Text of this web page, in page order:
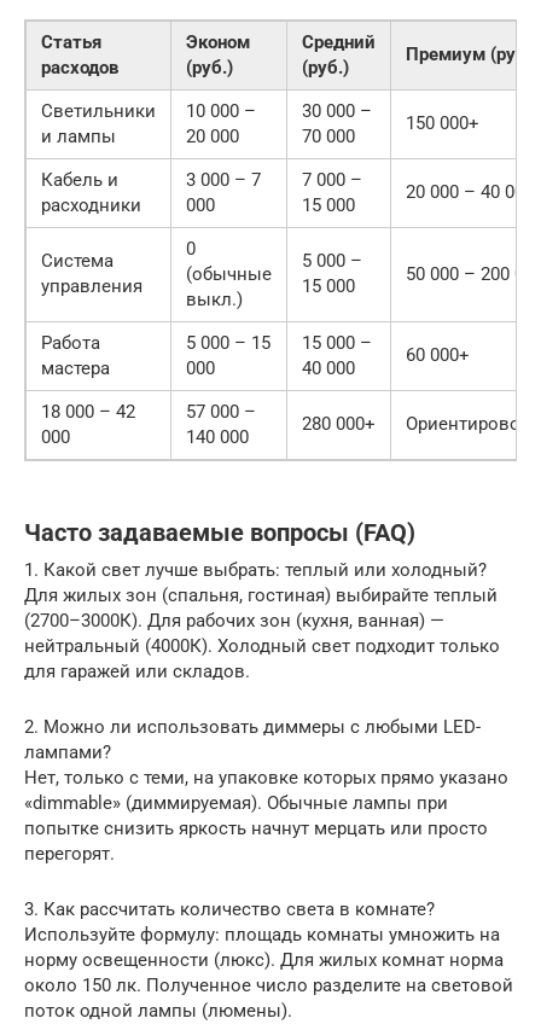
Статья
расходов
Эконом
(руб.)
Средний
(руб.)
Премиум (руб.)
Светильники
и лампы
10 000 –
20 000
30 000 –
70 000
150 000+
Кабель и
расходники
3 000 – 7
000
7 000 –
15 000
20 000 – 40 000
Система
управления
0
(обычные
выкл.)
5 000 –
15 000
50 000 – 200
Работа
мастера
5 000 – 15
000
15 000 –
40 000
60 000+
18 000 – 42
000
57 000 –
140 000
280 000+
Часто задаваемые вопросы (FAQ)
1. Какой свет лучше выбрать: теплый или холодный?
Для жилых зон (спальня, гостиная) выбирайте теплый
(2700–3000К). Для рабочих зон (кухня, ванная) —
нейтральный (4000К). Холодный свет подходит только
для гаражей или складов.
2. Можно ли использовать диммеры с любыми LED-
лампами?
Нет, только с теми, на упаковке которых прямо указано
«dimmable» (диммируемая). Обычные лампы при
попытке снизить яркость начнут мерцать или просто
перегорят.
3. Как рассчитать количество света в комнате?
Используйте формулу: площадь комнаты умножить на
норму освещенности (люкс). Для жилых комнат норма
около 150 лк. Полученное число разделите на световой
поток одной лампы (люмены).